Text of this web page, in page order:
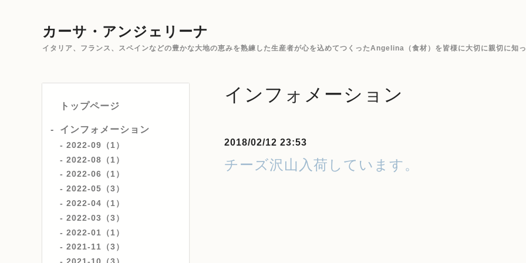
カーサ・アンジェリーナ
イタリア、フランス、スペインなどの豊かな大地の恵みを熟練した生産者が心を込めてつくったAngelina（食材）を皆様に大切に親切に知っ
トップページ
インフォメーション
2022-09（1）
2022-08（1）
2022-06（1）
2022-05（3）
2022-04（1）
2022-03（3）
2022-01（1）
2021-11（3）
インフォメーション
2018/02/12 23:53
チーズ沢山入荷しています。